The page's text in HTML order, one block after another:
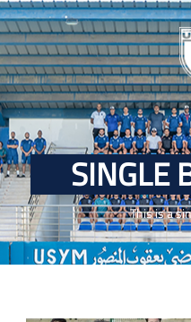
SINGLE
This is a